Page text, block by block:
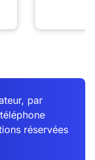
par
réservées